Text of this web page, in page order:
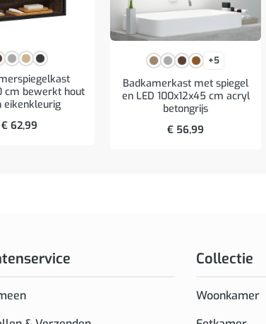
cm bewerkt hout
eikenkleurig
€62,99
+5
Badkamerkast met spiegel
en LED 100x12x45 cm acryl
betongrijs
€ 56,99
Collectie
Woonkamer